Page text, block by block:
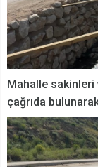
Mahalle
çağrıda